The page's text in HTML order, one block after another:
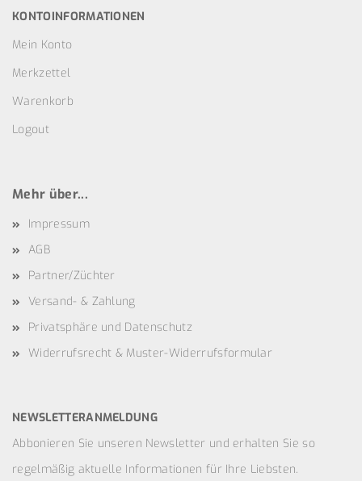
KONTOINFORMATIONEN
Mein Konto
Merkzettel
Warenkorb
Logout
Mehr über...
Impressum
AGB
Partner/Züchter
Versand- & Zahlung
Privatsphäre und Datenschutz
Widerrufsrecht & Muster-Widerrufsformular
NEWSLETTERANMELDUNG
Abbonieren Sie unseren Newsletter und erhalten Sie so
regelmäßig aktuelle Informationen für Ihre Liebsten.